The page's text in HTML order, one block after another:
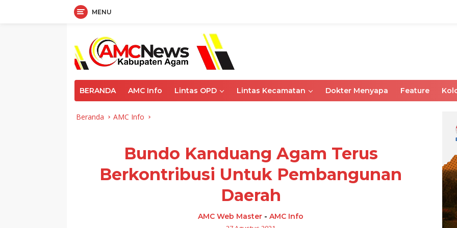
MENU
BERANDA AMC Info Lintas OPD Lintas Kecamatan Dokter Menyapa Feature
Beranda AMC Info
Bundo Kanduang Agam Terus
Berkontribusi Untuk Pembangunan
Daerah
AMC Web Master -AMC Info